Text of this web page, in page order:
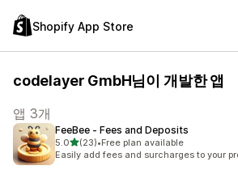
Shopify App Store
codelayer GmbH님이 개발한 앱
앱 3개
FeeBee ‑ Fees and Deposits
5.0별 5개 중
(23)
총 리뷰 23개
•Free plan available
Easily add fees and surcharges to your